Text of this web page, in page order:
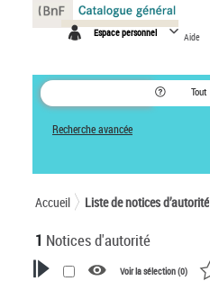
Espace personnel Aide
Tout
Recherche avancée
Accueil Liste de notices d’autorité
1 Notices d'autorité
Voir la sélection (0)
Panneau de gestion des cookies